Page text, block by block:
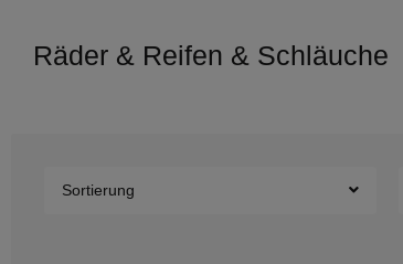
Räder & Reifen & Schläuche
Sortierung